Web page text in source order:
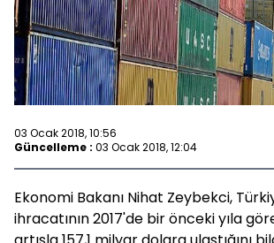
03 Ocak 2018, 10:56
Güncelleme : 03 Ocak 2018, 12:04
Ekonomi Bakanı Nihat Zeybekci,
ihracatının 2017'de bir önceki yıla